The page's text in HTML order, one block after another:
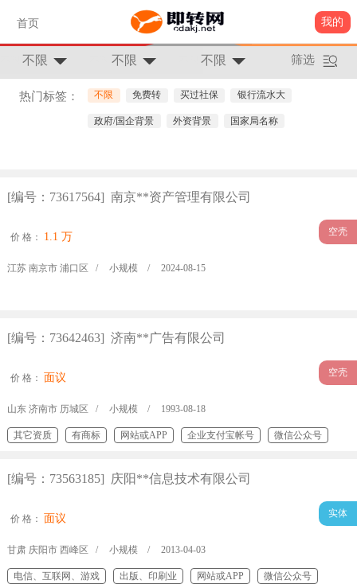
首页 我的
不限 不限 不限 筛选
热门标签： 不限 免费转 买过社保 银行流水大
政府/国企背景 外资背景 国家局名称
[编号：73617564] 南京**资产管理有限公司
价 格： 1.1 万 空壳
江苏 南京市 浦口区 / 小规模 / 2024-08-15
[编号：73642463] 济南**广告有限公司
价 格： 面议 空壳
山东 济南市 历城区 / 小规模 / 1993-08-18
其它资质 有商标 网站或APP 企业支付宝帐号 微信公众号
[编号：73563185] 庆阳**信息技术有限公司
价 格： 面议 实体
甘肃 庆阳市 西峰区 / 小规模 / 2013-04-03
电信、互联网、游戏 出版、印刷业 网站或APP 微信公众号